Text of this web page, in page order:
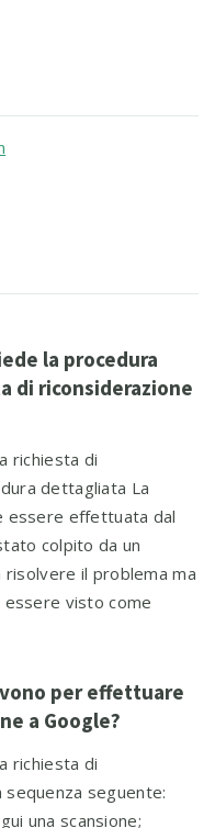
la procedura
di riconsiderazione
richiesta di
dettagliata La
essere effettuata dal
colpito da un
il problema ma
visto come
per effettuare
a Google?
richiesta di
seguente:
una scansione;